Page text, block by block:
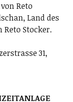
Reto
Land des
Stocker.
31,